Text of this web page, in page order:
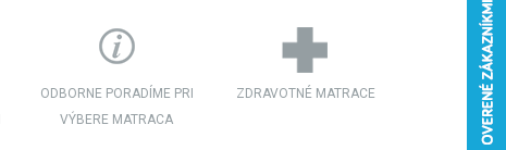
ODBORNE PORADÍME PRI
VÝBERE MATRACA
ZDRAVOTNÉ MATRACE